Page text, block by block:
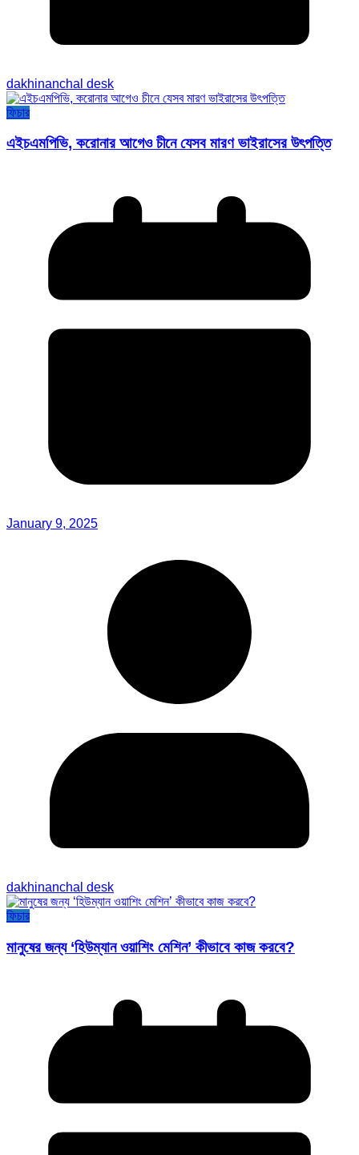
dakhinanchal desk
ফিচার
এইচএমপিভি, করোনার আগেও চীনে যেসব মারণ ভাইরাসের উৎপত্তি
January 9, 2025
dakhinanchal desk
ফিচার
মানুষের জন্য ‘হিউম্যান ওয়াশিং মেশিন’ কীভাবে কাজ করবে?